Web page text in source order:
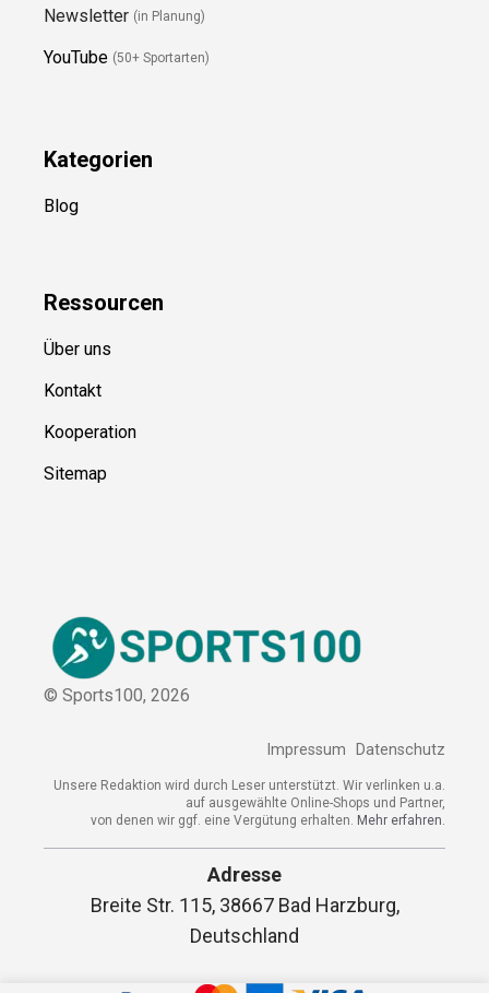
Newsletter (in Planung)
YouTube (50+ Sportarten)
Kategorien
Blog
Ressourcen
Über uns
Kontakt
Kooperation
Sitemap
© Sports100, 2026
Impressum Datenschutz
Unsere Redaktion wird durch Leser unterstützt. Wir verlinken u.a.
auf ausgewählte Online-Shops und Partner,
von denen wir ggf. eine Vergütung erhalten. Mehr erfahren.
Adresse
Breite Str. 115, 38667 Bad Harzburg,
Deutschland